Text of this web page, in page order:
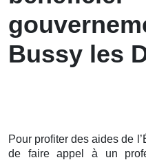
Bussy les
Pour profiter des aides de
de faire appel à un